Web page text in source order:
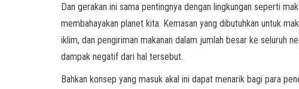
Dan gerakan ini sama pentingnya dengan lingkungan seperti
membahayakan planet kita. Kemasan yang dibutuhkan untuk
iklim, dan pengiriman makanan dalam jumlah besar ke seluruh
dampak negatif dari hal tersebut.
Bahkan konsep yang masuk akal ini dapat menarik bagi para